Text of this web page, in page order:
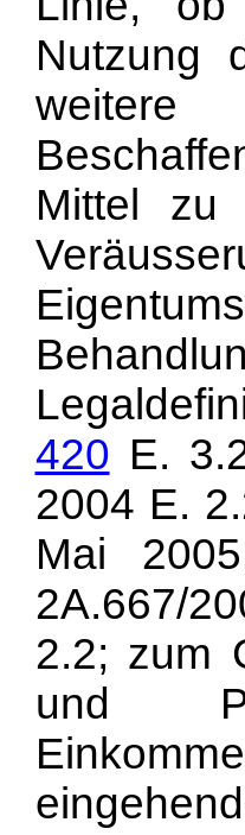
Nutzung
weitere
Mittel zu
420 E.
2004 E.
Mai
2A.667/
2.2; zum
und